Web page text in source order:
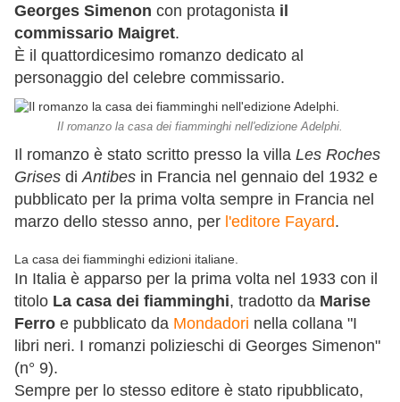
Georges Simenon con protagonista il
commissario Maigret.
È il quattordicesimo romanzo dedicato al
personaggio del celebre commissario.
Il romanzo la casa dei fiamminghi nell'edizione Adelphi.
Il romanzo è stato scritto presso la villa Les Roches
Grises di Antibes in Francia nel gennaio del 1932 e
pubblicato per la prima volta sempre in Francia nel
marzo dello stesso anno, per l'editore Fayard.
La casa dei fiamminghi edizioni italiane.
In Italia è apparso per la prima volta nel 1933 con il
titolo La casa dei fiamminghi, tradotto da Marise
Ferro e pubblicato da Mondadori nella collana "I
libri neri. I romanzi polizieschi di Georges Simenon"
(n° 9).
Sempre per lo stesso editore è stato ripubblicato,